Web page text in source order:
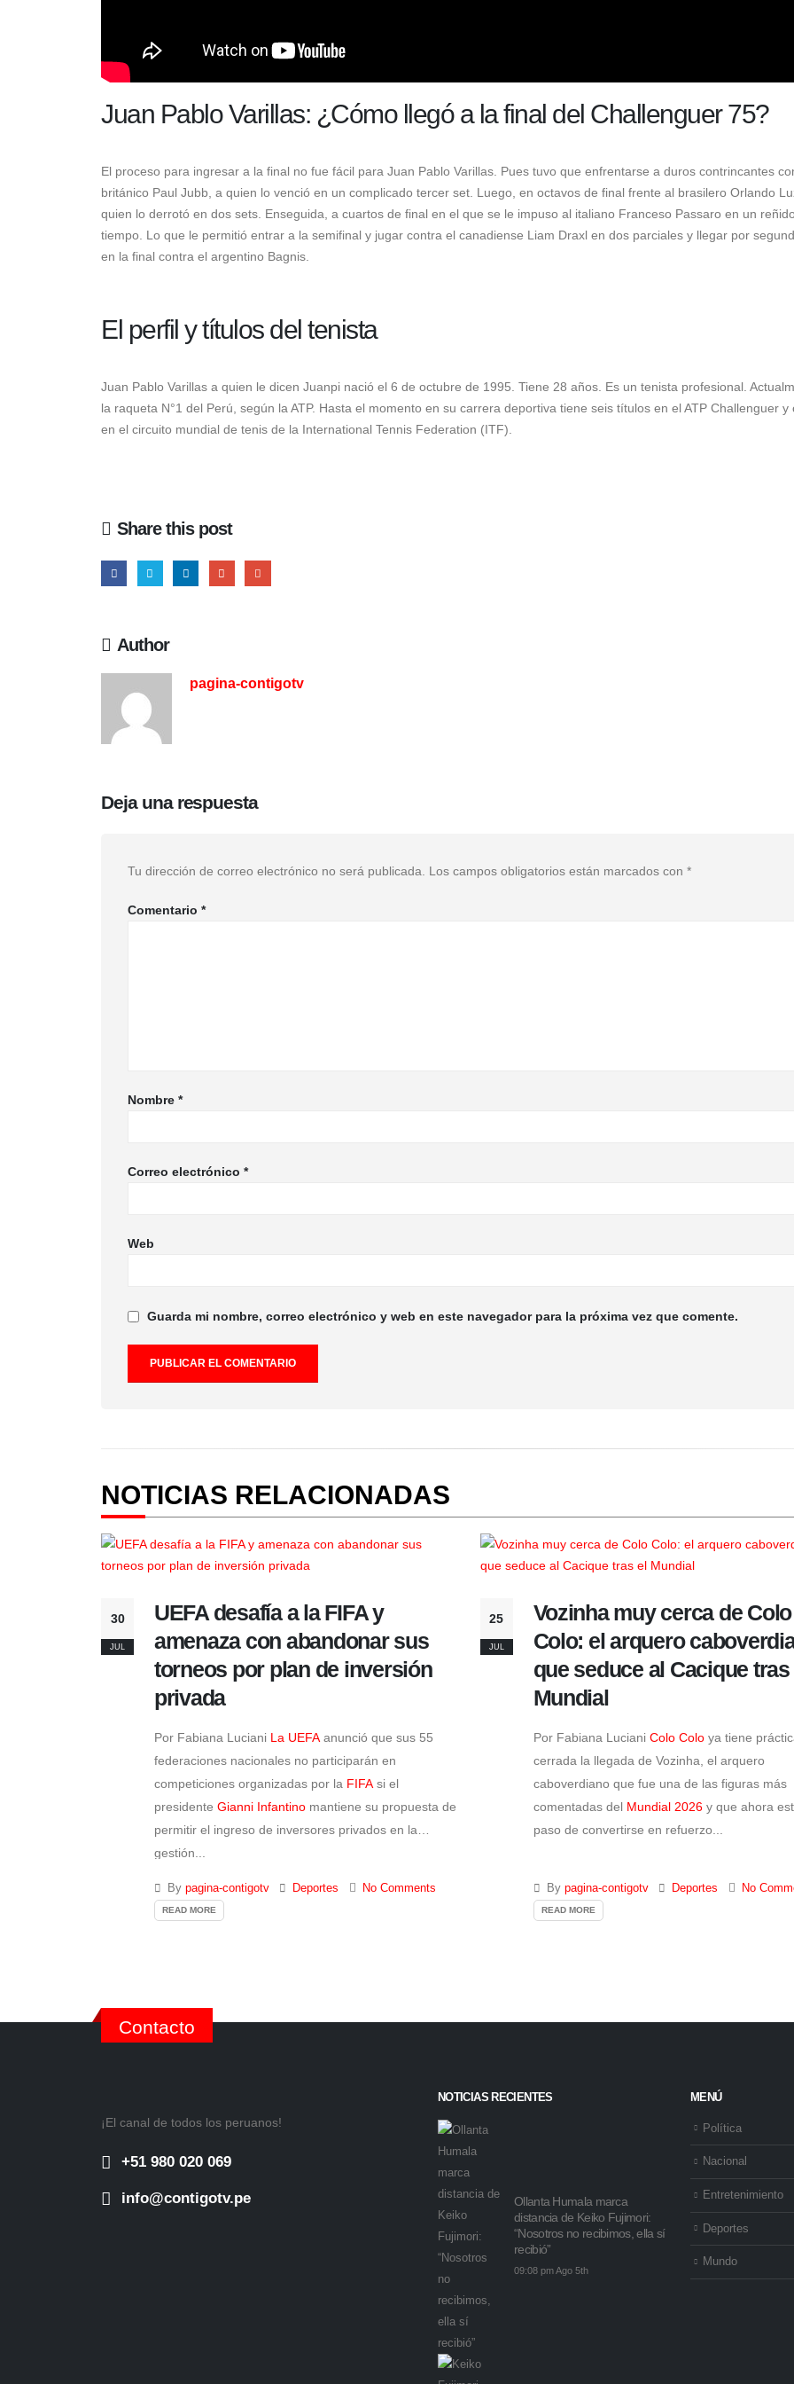
Juan Pablo Varillas: ¿Cómo llegó a la final del Challenguer 75?
El proceso para ingresar a la final no fue fácil para Juan Pablo Varillas. Pues tuvo que enfrentarse a duros contrincantes
británico Paul Jubb, a quien lo venció en un complicado tercer set. Luego, en octavos de final frente al brasilero Orlando
quien lo derrotó en dos sets. Enseguida, a cuartos de final en el que se le impuso al italiano Franceso Passaro en un
tiempo. Lo que le permitió entrar a la semifinal y jugar contra el canadiense Liam Draxl en dos parciales y llegar por
en la final contra el argentino Bagnis.
El perfil y títulos del tenista
Juan Pablo Varillas a quien le dicen Juanpi nació el 6 de octubre de 1995. Tiene 28 años. Es un tenista profesional.
la raqueta N°1 del Perú, según la ATP. Hasta el momento en su carrera deportiva tiene seis títulos en el ATP Challenguer y
en el circuito mundial de tenis de la International Tennis Federation (ITF).
Share this post
Author
pagina-contigotv
Deja una respuesta
Tu dirección de correo electrónico no será publicada. Los campos obligatorios están marcados con *
Comentario *
Nombre *
Correo electrónico *
Web
Guarda mi nombre, correo electrónico y web en este navegador para la próxima vez que comente.
NOTICIAS RELACIONADAS
30
JUL
UEFA desafía a la FIFA y
amenaza con abandonar sus
torneos por plan de inversión
privada
Por Fabiana Luciani La UEFAanunció que sus 55
federaciones nacionales no participarán en
competiciones organizadas por la FIFAsi el
presidente Gianni Infantino mantiene su propuesta de
permitir el ingreso de inversores privados en la
gestión...
By pagina-contigotv Deportes No Comments
READ MORE
25
JUL
Vozinha muy cerca de Colo
Colo: el arquero
que seduce al Cacique tras
Mundial
Por Fabiana Luciani Colo Coloya tiene
cerrada la llegada de Vozinha, el arquero
caboverdiano que fue una de las figuras más
comentadas del Mundial 2026y que ahora
paso de convertirse en refuerzo...
By pagina-contigotv Deportes No
READ MORE
Contacto
¡El canal de todos los peruanos!
+51 980 020 069
info@contigotv.pe
NOTICIAS RECIENTES
Ollanta Humala marca
distancia de Keiko Fujimori:
“Nosotros no recibimos, ella sí
recibió”
09:08 pm Ago 5th
MENÚ
Política
Nacional
Entretenimiento
Deportes
Mundo